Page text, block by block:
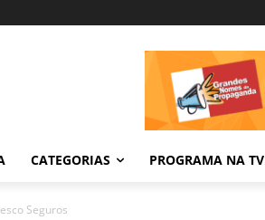
CATEGORIAS PROGRAMA NA TV
Seguros